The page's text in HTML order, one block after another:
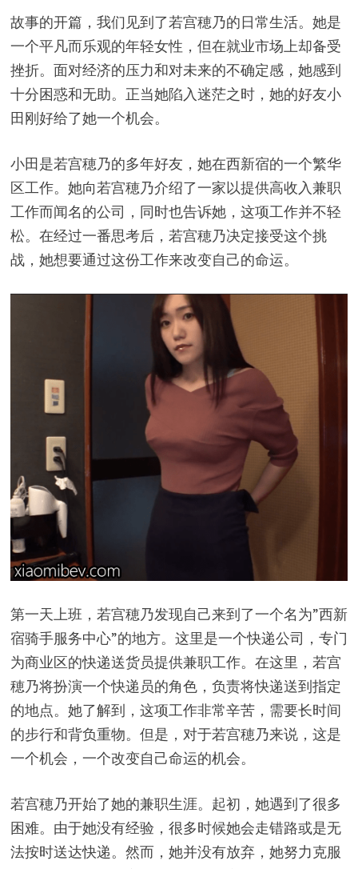
故事的开篇，我们见到了若宫穂乃的日常生活。她是
一个平凡而乐观的年轻女性，但在就业市场上却备受
挫折。面对经济的压力和对未来的不确定感，她感到
十分困惑和无助。正当她陷入迷茫之时，她的好友小
田刚好给了她一个机会。
小田是若宫穂乃的多年好友，她在西新宿的一个繁华
区工作。她向若宫穂乃介绍了一家以提供高收入兼职
工作而闻名的公司，同时也告诉她，这项工作并不轻
松。在经过一番思考后，若宫穂乃决定接受这个挑
战，她想要通过这份工作来改变自己的命运。
第一天上班，若宫穂乃发现自己来到了一个名为”西新
宿骑手服务中心”的地方。这里是一个快递公司，专门
为商业区的快递送货员提供兼职工作。在这里，若宫
穂乃将扮演一个快递员的角色，负责将快递送到指定
的地点。她了解到，这项工作非常辛苦，需要长时间
的步行和背负重物。但是，对于若宫穂乃来说，这是
一个机会，一个改变自己命运的机会。
若宫穂乃开始了她的兼职生涯。起初，她遇到了很多
困难。由于她没有经验，很多时候她会走错路或是无
法按时送达快递。然而，她并没有放弃，她努力克服